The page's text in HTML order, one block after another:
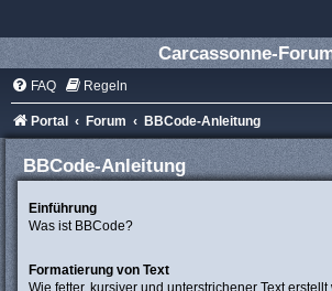
Carcassonne-
FAQ Regeln
Portal Forum BBCode-Anleitung
BBCode-Anleitung
Einführung
Was ist BBCode?
Formatierung von Text
Wie fetter, kursiver und unterstrichener Text erstellt